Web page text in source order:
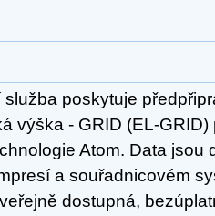
služba poskytuje
výška - GRID (EL-
Atom. Data jsou
a souřadnicovém
dostupná,